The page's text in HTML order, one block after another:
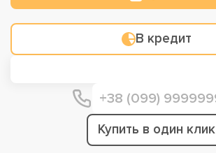
В кредит
Купить в один клик